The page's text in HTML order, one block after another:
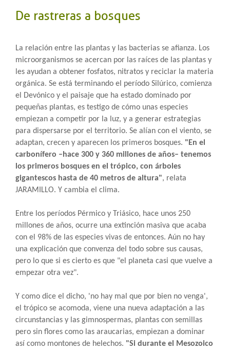
De rastreras a bosques
La relación entre las plantas y las bacterias se afianza. Los
microorganismos se acercan por las raíces de las plantas y
les ayudan a obtener fosfatos, nitratos y reciclar la materia
orgánica. Se está terminando el período Silúrico, comienza
el Devónico y el paisaje que ha estado dominado por
pequeñas plantas, es testigo de cómo unas especies
empiezan a competir por la luz, y a generar estrategias
para dispersarse por el territorio. Se alían con el viento, se
adaptan, crecen y aparecen los primeros bosques. "En el
carbonífero –hace 300 y 360 millones de años– tenemos
los primeros bosques en el trópico, con árboles
gigantescos hasta de 40 metros de altura", relata
JARAMILLO. Y cambia el clima.
Entre los períodos Pérmico y Triásico, hace unos 250
millones de años, ocurre una extinción masiva que acaba
con el 98% de las especies vivas de entonces. Aún no hay
una explicación que convenza del todo sobre sus causas,
pero lo que si es cierto es que "el planeta casi que vuelve a
empezar otra vez".
Y como dice el dicho, 'no hay mal que por bien no venga',
el trópico se acomoda, viene una nueva adaptación a las
circunstancias y las gimnospermas, plantas con semillas
pero sin flores como las araucarias, empiezan a dominar
así como montones de helechos. "Si durante el Mesozoico